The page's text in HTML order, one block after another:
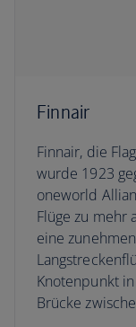
Finnair
Finnair, die
wurde 1923
oneworld
Flüge zu mehr
eine
Knotenpunkt
Brücke